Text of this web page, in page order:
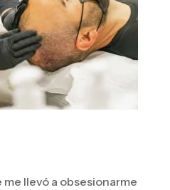
me llevó a obsesionarme